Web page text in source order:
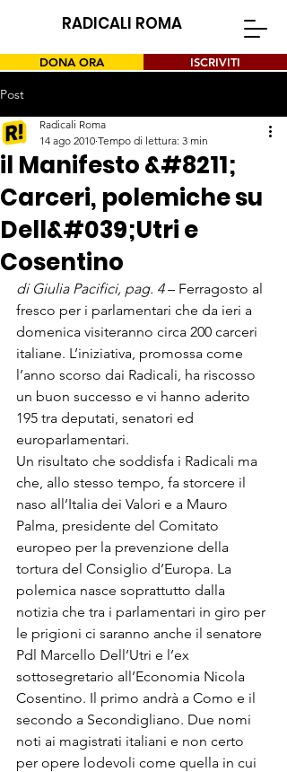
RADICALI ROMA
DONA ORA ISCRIVITI
Post
il Manifesto &#8211;
Carceri, polemiche su
Dell&#039;Utri e
Cosentino
Radicali Roma
14 ago 2010 Tempo di lettura: 3 min
di Giulia Pacifici, pag. 4 – Ferragosto al
fresco per i parlamentari che da ieri a
domenica visiteranno circa 200 carceri
italiane. L’iniziativa, promossa come
l’anno scorso dai Radicali, ha riscosso
un buon successo e vi hanno aderito
195 tra deputati, senatori ed
europarlamentari.
Un risultato che soddisfa i Radicali ma
che, allo stesso tempo, fa storcere il
naso all’Italia dei Valori e a Mauro
Palma, presidente del Comitato
europeo per la prevenzione della
tortura del Consiglio d’Europa. La
polemica nasce soprattutto dalla
notizia che tra i parlamentari in giro per
le prigioni ci saranno anche il senatore
Pdl Marcello Dell’Utri e l’ex
sottosegretario all’Economia Nicola
Cosentino. Il primo andrà a Como e il
secondo a Secondigliano. Due nomi
noti ai magistrati italiani e non certo
per opere lodevoli come quella in cui